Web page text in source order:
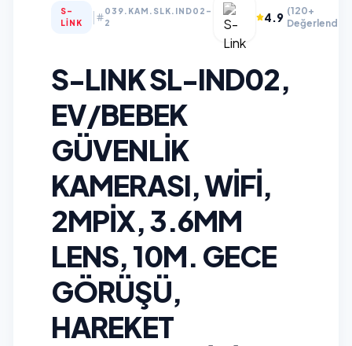
S-
LINK
039.KAM.SLK.IND02-
2
4.9 (120+
S-LINK SL-IND02,
EV/BEBEK
GÜVENLIK
KAMERASI, WIFI,
2MPIX, 3.6MM
LENS, 10M. GECE
GÖRÜŞÜ,
HAREKET